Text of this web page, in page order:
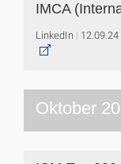
IMCA
LinkedIn 12.09.24
Oktober